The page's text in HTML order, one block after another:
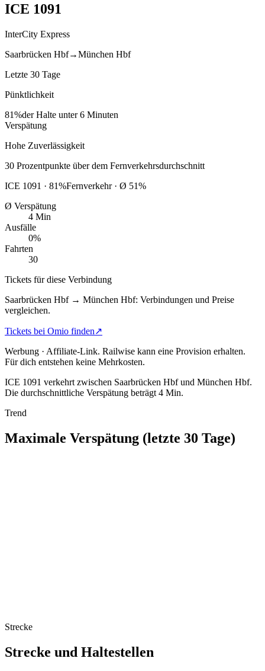
ICE 1091
InterCity Express
Saarbrücken Hbf→München Hbf
Letzte 30 Tage
Pünktlichkeit
81%der Halte unter 6 Minuten
Verspätung
Hohe Zuverlässigkeit
30 Prozentpunkte über dem Fernverkehrsdurchschnitt
ICE 1091 · 81%Fernverkehr · Ø 51%
Ø Verspätung
4 Min
Ausfälle
0%
Fahrten
30
Tickets für diese Verbindung
Saarbrücken Hbf → München Hbf: Verbindungen und Preise
vergleichen.
Tickets bei Omio finden↗
Werbung · Affiliate-Link. Railwise kann eine Provision erhalten.
Für dich entstehen keine Mehrkosten.
ICE 1091 verkehrt zwischen Saarbrücken Hbf und München Hbf.
Die durchschnittliche Verspätung beträgt 4 Min.
Trend
Maximale Verspätung (letzte 30 Tage)
Strecke
Strecke und Haltestellen